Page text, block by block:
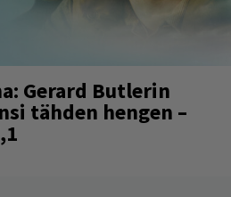
Gerard Butlerin
tähden hengen –